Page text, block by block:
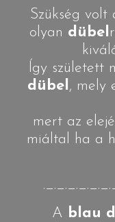
Szükség volt
olyan dübel
Így született
dübel, mely
mert az
miáltal ha a
A blau